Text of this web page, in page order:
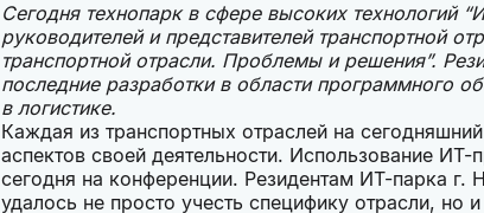
Сегодня технопарк в сфере высоких технологий
руководителей и представителей транспортной
транспортной отрасли. Проблемы и решения”.
последние разработки в области программного
в логистике.
Каждая из транспортных отраслей на
аспектов своей деятельности. Использование
сегодня на конференции. Резидентам ИТ-парка
удалось не просто учесть специфику отрасли,